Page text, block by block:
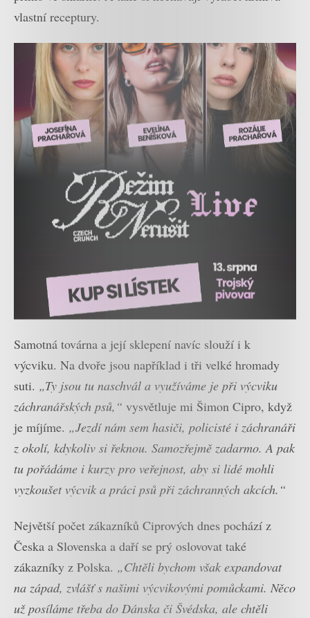
vlastní receptury.
Samotná továrna a její sklepení navíc slouží i k
výcviku. Na dvoře jsou například i tři velké hromady
suti. „Ty jsou tu naschvál a využíváme je při výcviku
záchranářských psů,“ vysvětluje mi Šimon Cipro, když
je míjíme. „Jezdí nám sem hasiči, policisté i záchranáři
z okolí, kdykoliv si řeknou. Samozřejmě zadarmo. A pak
tu pořádáme i kurzy pro veřejnost, aby si lidé mohli
vyzkoušet výcvik a práci psů při záchranných akcích.“
Největší počet zákazníků Ciprových dnes pochází z
Česka a Slovenska a daří se prý oslovovat také
zákazníky z Polska. „Chtěli bychom však expandovat
na západ, zvlášť s našimi výcvikovými pomůckami. Něco
už posíláme třeba do Dánska či Švédska, ale chtěli